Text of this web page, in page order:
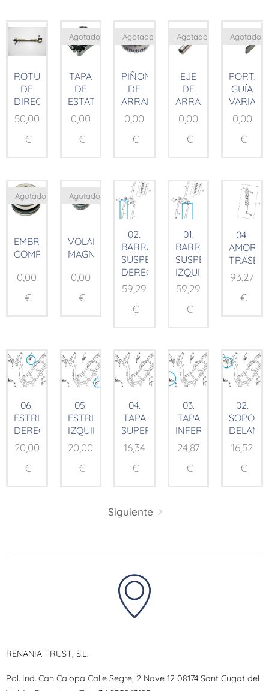
ROTULAS
DE
DIRECCION
50,00
€
TAPA
DE
ESTATOR
Agotado
0,00
€
PIÑON
DE
ARRANQUE
Agotado
0,00
€
EJE
DE
ARRANQUE
Agotado
0,00
€
PORTA
GUÍA
Agotado
0,00
€
EMBRAGUE
COMP.
Agotado
0,00
€
VOLANTE
MAGNÉTICO
Agotado
0,00
€
02.
BARRA
SUSPENSIÓN
DERECHA
59,29
€
01.
BARRA
SUSPENSIÓN
IZQUIERDA
59,29
€
04.
93,27
€
06.
ESTRIBERA
DERECHA
20,00
€
05.
ESTRIBERA
IZQUIERDA
20,00
€
04.
TAPA
SUPERIOR
16,34
€
03.
TAPA
INFERIOR
24,87
€
02.
16,52
€
Siguiente
RENANIA TRUST, S.L.
Pol. Ind. Can Calopa Calle Segre, 2 Nave 12 08174 Sant Cugat del